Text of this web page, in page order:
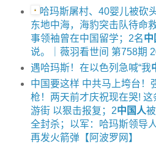
哈玛斯屠村、40婴儿被砍
东地中海，海豹突击队待命
事领袖曾在中国留学；2名中
说。｜薇羽看世间 第758期
遇哈玛斯！在以色列急喊“我
中国要这样 中共马上垮台
枪！两天前才庆祝现在哭!
游街 以狠击报复；2中国人
全封杀；以军：哈玛斯领导
再发火箭弹【阿波罗网】